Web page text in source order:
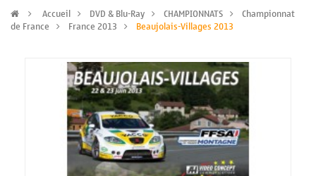
> Accueil > DVD & Blu-Ray > CHAMPIONNATS > Championnat
de France > France 2013 > Beaujolais-Villages 2013